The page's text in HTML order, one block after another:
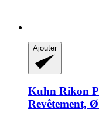
Ajouter
Kuhn Rikon
Revêtement,